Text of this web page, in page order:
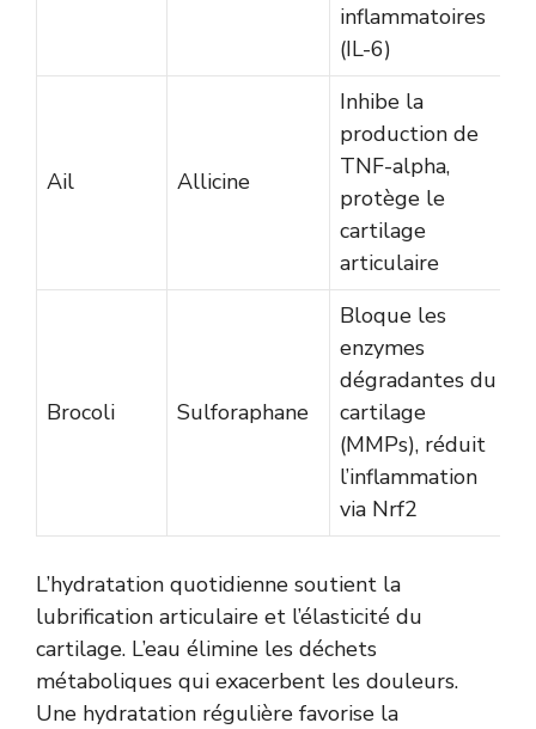
inflammatoires
(IL-6)
Ail Allicine
Inhibe la
production de
TNF-alpha,
protège le
cartilage
articulaire
Brocoli Sulforaphane
Bloque les
enzymes
dégradantes du
cartilage
(MMPs), réduit
l’inflammation
via Nrf2
L’hydratation quotidienne soutient la
lubrification articulaire et l’élasticité du
cartilage. L’eau élimine les déchets
métaboliques qui exacerbent les douleurs.
Une hydratation régulière favorise la